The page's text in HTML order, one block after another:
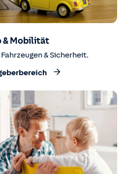
& Mobilität
& Sicherheit.